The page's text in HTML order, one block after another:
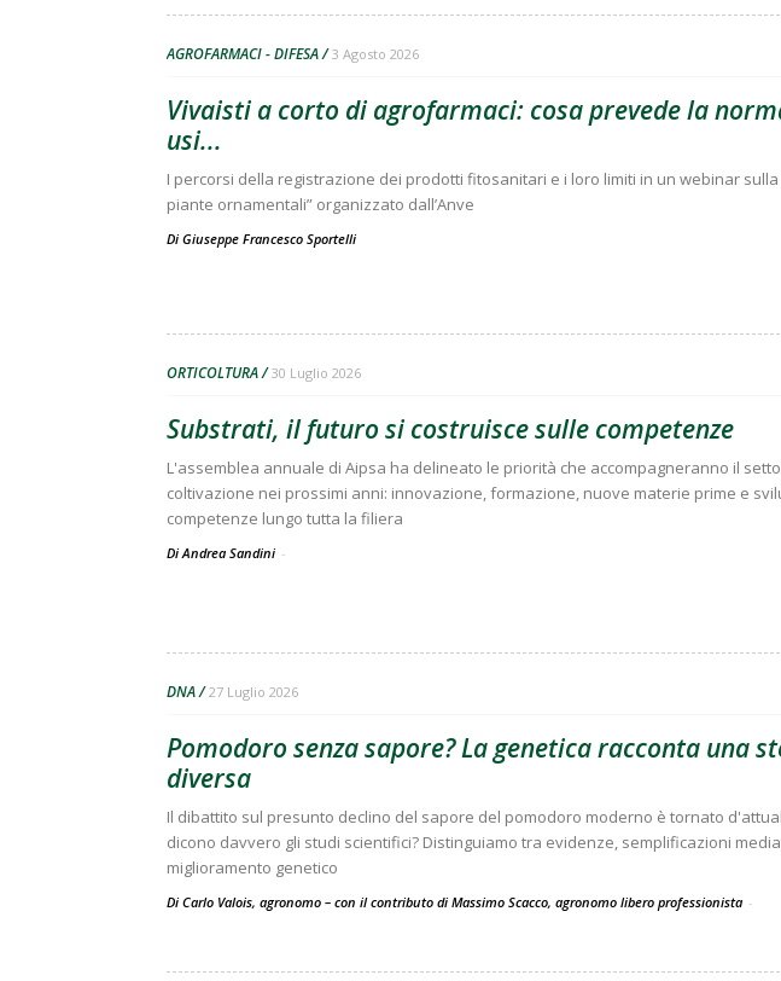
AGROFARMACI - DIFESA 3 Agosto 2026
Vivaisti a corto di agrofarmaci: cosa prevede la
usi...
I percorsi della registrazione dei prodotti fitosanitari e i loro limiti in un webinar sulla
piante ornamentali” organizzato dall’Anve
Di Giuseppe Francesco Sportelli
ORTICOLTURA 30 Luglio 2026
Substrati, il futuro si costruisce sulle competenze
L'assemblea annuale di Aipsa ha delineato le priorità che accompagneranno il
coltivazione nei prossimi anni: innovazione, formazione, nuove materie prime e
competenze lungo tutta la filiera
Di Andrea Sandini -
DNA 27 Luglio 2026
Pomodoro senza sapore? La genetica racconta una
diversa
Il dibattito sul presunto declino del sapore del pomodoro moderno è tornato
dicono davvero gli studi scientifici? Distinguiamo tra evidenze, semplificazioni
miglioramento genetico
Di Carlo Valois, agronomo – con il contributo di Massimo Scacco, agronomo libero professionista -